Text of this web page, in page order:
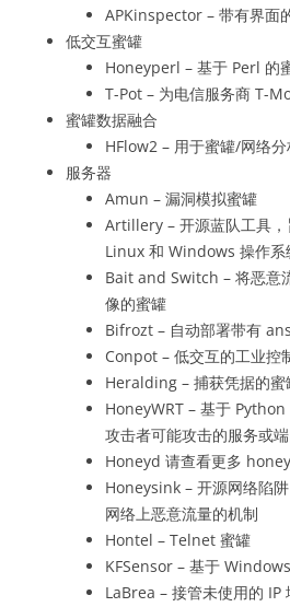
APKinspector – 带有界面
低交互蜜罐
Honeyperl – 基于 Perl 的
T-Pot – 为电信服务商 T-
蜜罐数据融合
HFlow2 – 用于蜜罐/网络
服务器
Amun – 漏洞模拟蜜罐
Artillery – 开源蓝队工具
Linux 和 Windows 操作系
Bait and Switch – 将恶意
像的蜜罐
Bifrozt – 自动部署带有
Conpot – 低交互的工业控
Heralding – 捕获凭据的蜜
HoneyWRT – 基于
攻击者可能攻击的服务或
Honeyd 请查看更多
Honeysink – 开源网络陷
网络上恶意流量的机制
Hontel – Telnet 蜜罐
KFSensor – 基于
LaBrea – 接管未使用的 IP